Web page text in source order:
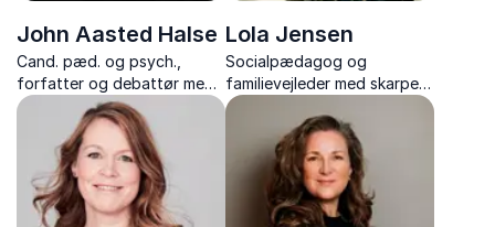
John Aasted Halse
Cand. pæd. og psych.,
forfatter og debattør med
tankevækkende og
humoristiske foredrag om
børn, opdragelse og den
moderne familie.
Lola Jensen
Socialpædagog og
familievejleder med skarpe,
ærlige og kærlige indspark
til familieliv, børn og
parforhold.